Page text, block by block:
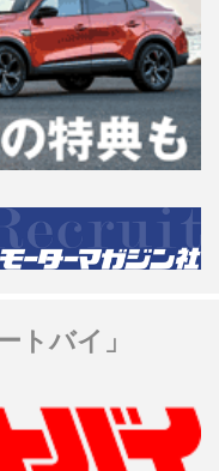
トバイ」